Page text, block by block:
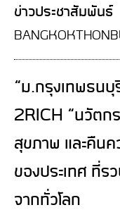
ข่าวประชาสัมพันธ์
“ม.กรุงเทพธน
2RICH “นวัตก
สุขภาพ และคืน
ของประเทศ ที่ร
จากทั่วโลก